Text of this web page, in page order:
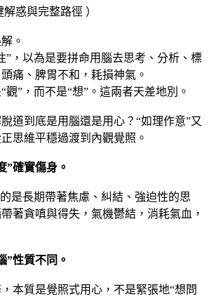
惑與完整路徑 ）
。
”，以為是要拼命用腦去思考、分析、標
痛、脾胃不和，耗損神氣。
觀”，而不是“想”。這兩者天差地別。
道到底是用腦還是用心？“如理作意”又
思維平穩過渡到內觀覺照。
”確實傷身。
是長期帶著焦慮、糾結、強迫性的思
著貪嗔與得失，氣機鬱結，消耗氣血，
”性質不同。
本質是覺照式用心，不是緊張地“想問